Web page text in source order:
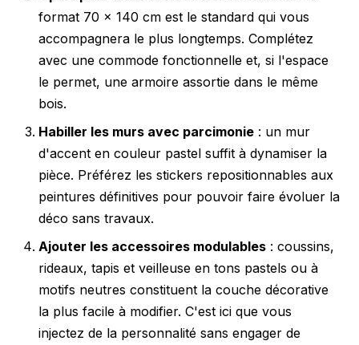
format 70 x 140 cm est le standard qui vous
accompagnera le plus longtemps. Complétez
avec une commode fonctionnelle et, si l'espace
le permet, une armoire assortie dans le même
bois.
Habiller les murs avec parcimonie : un mur
d'accent en couleur pastel suffit à dynamiser la
pièce. Préférez les stickers repositionnables aux
peintures définitives pour pouvoir faire évoluer la
déco sans travaux.
Ajouter les accessoires modulables : coussins,
rideaux, tapis et veilleuse en tons pastels ou à
motifs neutres constituent la couche décorative
la plus facile à modifier. C'est ici que vous
injectez de la personnalité sans engager de